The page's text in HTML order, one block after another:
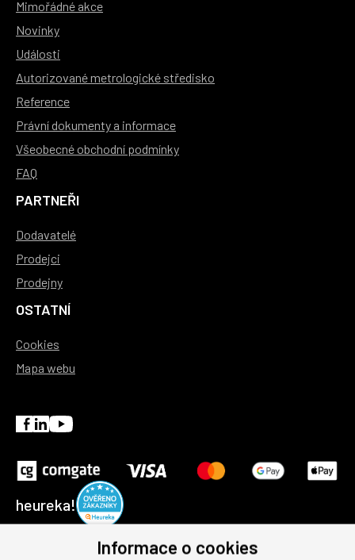
Mimořádné akce
Novinky
Události
Autorizované metrologické středisko
Reference
Právní dokumenty a informace
Všeobecné obchodní podmínky
FAQ
PARTNEŘI
Dodavatelé
Prodejci
Prodejny
OSTATNÍ
Cookies
Mapa webu
heureka!
Informace o cookies